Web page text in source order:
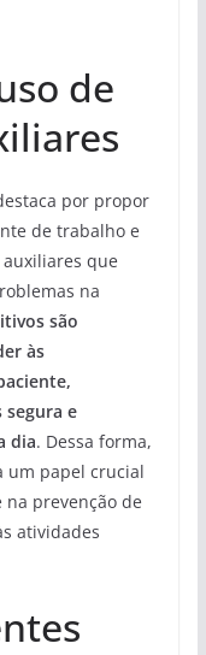
de
por propor
de trabalho e
que
na
são
às
e
dia. Dessa forma,
um papel crucial
na prevenção de
atividades